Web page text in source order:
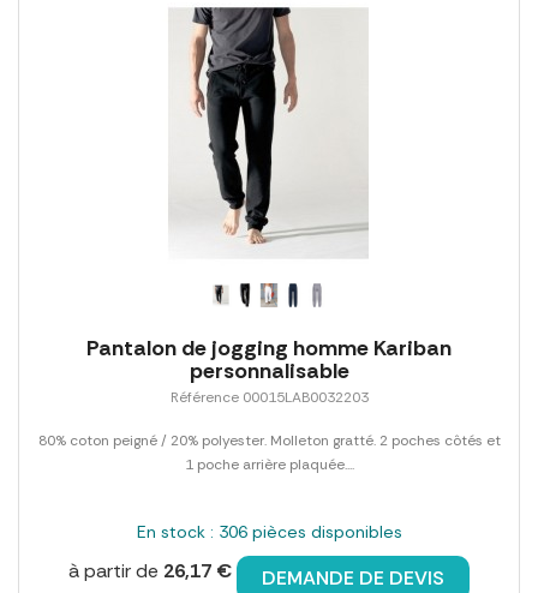
Pantalon de jogging homme Kariban
personnalisable
Référence 00015LAB0032203
80% coton peigné / 20% polyester. Molleton gratté. 2 poches côtés et
1 poche arrière plaquée....
En stock : 306 pièces disponibles
à partir de 26,17 € DEMANDE DE DEVIS